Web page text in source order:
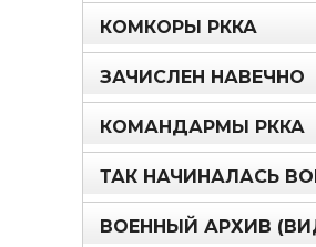
КОМКОРЫ РККА
ЗАЧИСЛЕН НАВЕЧНО
КОМАНДАРМЫ РККА
ТАК НАЧИНАЛАСЬ
ВОЕННЫЙ АРХИВ